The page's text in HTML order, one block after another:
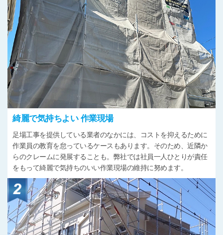
綺麗で気持ちよい作業現場
足場工事を提供している業者のなかには、コストを抑えるために
作業員の教育を怠っているケースもあります。そのため、近隣か
らのクレームに発展することも。弊社では社員一人ひとりが責任
をもって綺麗で気持ちのいい作業現場の維持に努めます。